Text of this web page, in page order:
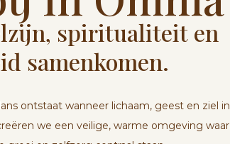
spiritualiteit en
samenkomen.
ontstaat wanneer lichaam, geest en ziel in
we een veilige, warme omgeving waar